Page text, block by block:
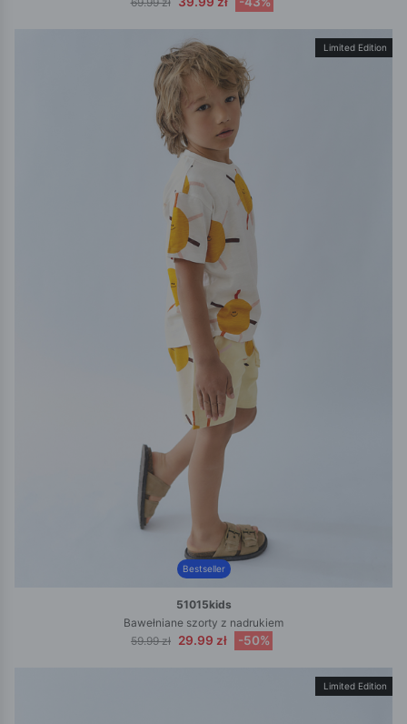
Limited Edition
Bestseller
51015kids
Bawełniane szorty z nadrukiem
59.99 zł 29.99 zł -50%
Limited Edition